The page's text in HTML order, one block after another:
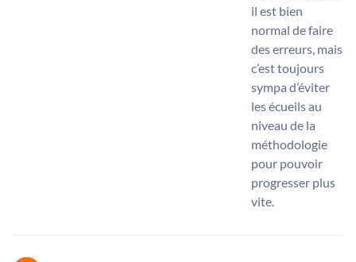
il est bien
normal de faire
des erreurs, mais
c’est toujours
sympa d’éviter
les écueils au
niveau de la
méthodologie
pour pouvoir
progresser plus
vite.